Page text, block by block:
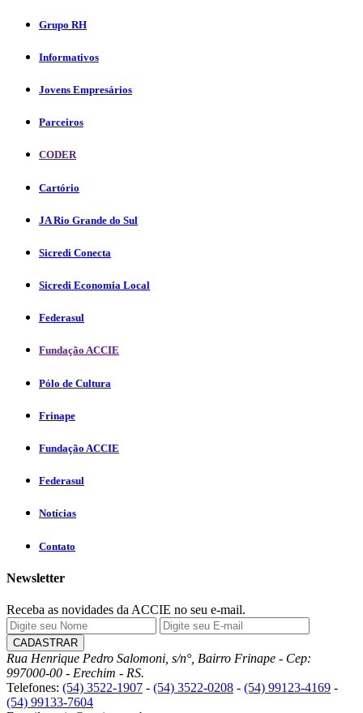
Grupo RH
Informativos
Jovens Empresários
Parceiros
CODER
Cartório
JA Rio Grande do Sul
Sicredi Conecta
Sicredi Economia Local
Federasul
Fundação ACCIE
Pólo de Cultura
Frinape
Fundação ACCIE
Federasul
Notícias
Contato
Newsletter
Receba as novidades da ACCIE no seu e-mail.
Rua Henrique Pedro Salomoni, s/n°, Bairro Frinape - Cep:
997000-00 - Erechim - RS.
Telefones: (54) 3522-1907 - (54) 3522-0208 - (54) 99123-4169 -
(54) 99133-7604